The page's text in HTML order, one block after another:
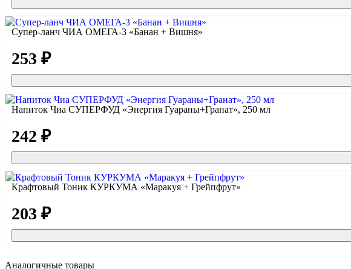
Супер-ланч ЧИА ОМЕГА-3 «Банан + Вишня»
253 ₽
Напиток Чиа СУПЕРФУД «Энергия Гуараны+Гранат», 250 мл
242 ₽
Крафтовый Тоник КУРКУМА «Маракуя + Грейпфрут»
203 ₽
Аналогичные товары